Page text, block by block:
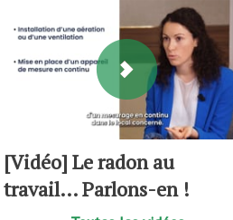
[Vidéo] Le radon au
travail… Parlons-en !